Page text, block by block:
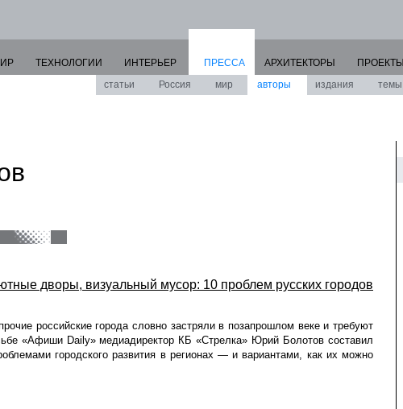
ТЕХНОЛОГИИ ИНТЕРЬЕР
ПРЕССА
статьи
Россия мир авторы издания темы
АРХИТЕКТОРЫ ПРОЕКТЫ
дворы, визуальный мусор: 10 проблем русских городов
российские города словно застряли в позапрошлом веке и требуют
«Афиши Daily» медиадиректор КБ «Cтрелка» Юрий Болотов составил
городского развития в регионах — и вариантами, как их можно